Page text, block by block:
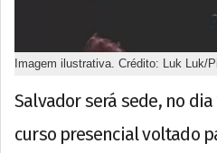
Imagem ilustrativa. Crédito: Luk Luk/
Salvador será sede, no dia
curso presencial voltado